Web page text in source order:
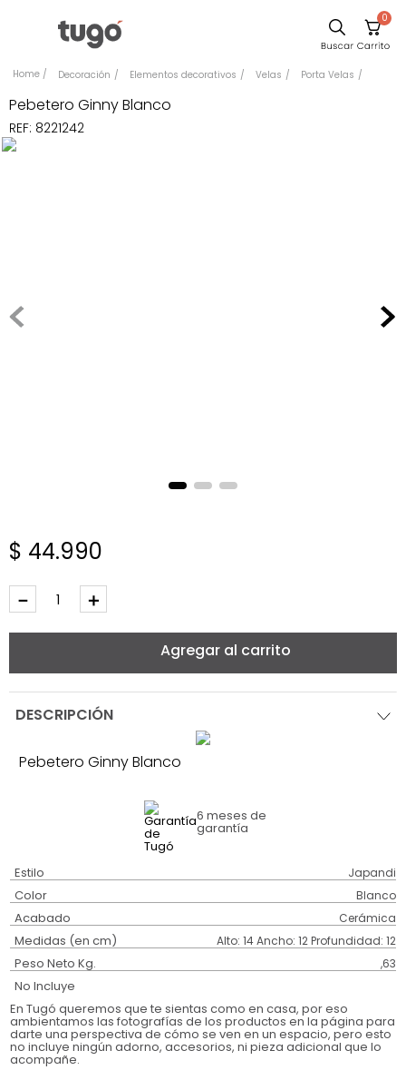
0
Decoración Elementos decorativos Velas Porta Velas
Pebetero Ginny Blanco
REF: 8221242
$ 44.990
＋
－
Agregar al carrito
DESCRIPCIÓN
Pebetero Ginny Blanco
6 meses de
garantía
Estilo Japandi
Color Blanco
Acabado Cerámica
Medidas (en cm) Alto: 14 Ancho: 12 Profundidad: 12
Peso Neto Kg. ,63
No Incluye
En Tugó queremos que te sientas como en casa, por eso
ambientamos las fotografías de los productos en la página para
darte una perspectiva de cómo se ven en un espacio, pero esto
no incluye ningún adorno, accesorios, ni pieza adicional que lo
acompañe.
Escritorio
Sillas